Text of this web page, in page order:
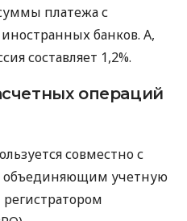
платежа с
банков. А,
составляет 1,2%.
операций
совместно с
объединяющим учетную